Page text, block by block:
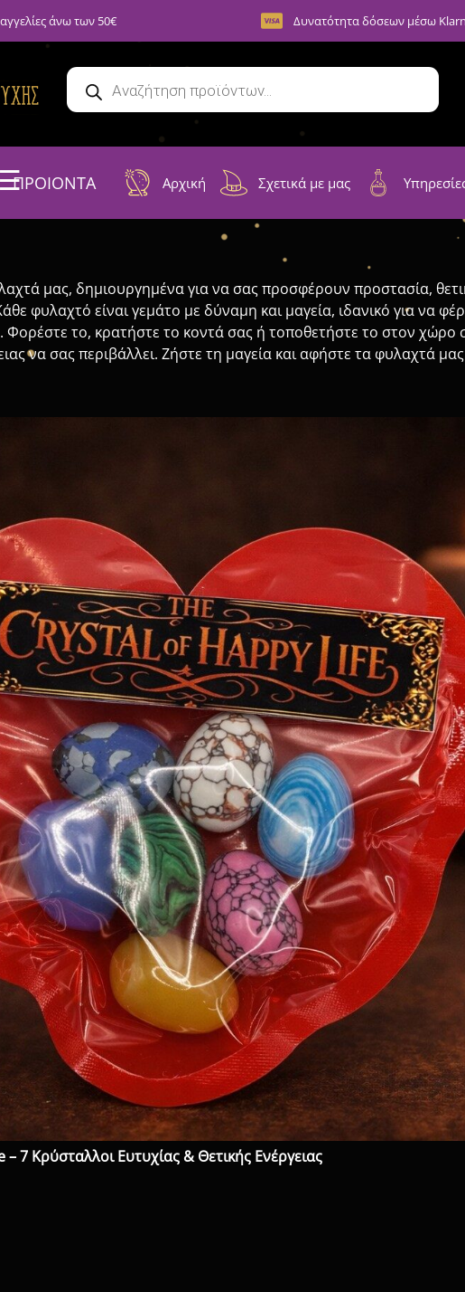
άνω των 50€ Δυνατότητα δόσεων μέσω
☰ΠΡΟΙΟΝΤΑ Αρχική Σχετικά με μας
μας, δημιουργημένα για να σας προσφέρουν προστασία,
φυλαχτό είναι γεμάτο με δύναμη και μαγεία, ιδανικό για να
Φορέστε το, κρατήστε το κοντά σας ή τοποθετήστε το στον χώρο
να σας περιβάλλει. Ζήστε τη μαγεία και αφήστε τα φυλαχτά
7 Κρύσταλλοι Ευτυχίας & Θετικής Ενέργειας